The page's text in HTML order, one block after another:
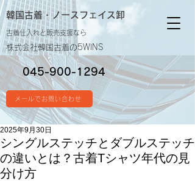
韓国古着・ノースフェイス卸
古着仕入れと販売支援なら
株式会社韓国古着の5WINS
045-900-1294
メールでお問い合わせ
シングルステッチとダブルステッチ
の違いとは？古着Tシャツ年代の見
分け方
2025年9月30日